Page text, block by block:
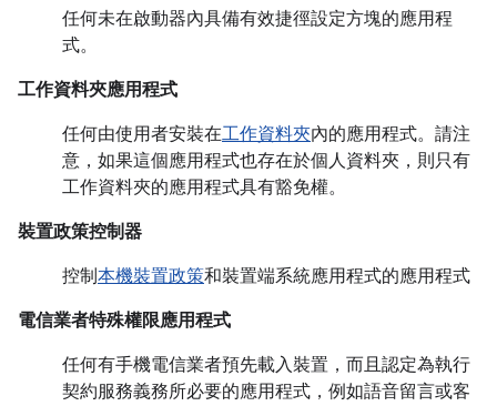
任何未在啟動器內具備有效捷徑設定方塊的應用程
式。
工作資料夾應用程式
任何由使用者安裝在工作資料夾內的應用程式。請注
意，如果這個應用程式也存在於個人資料夾，則只有
工作資料夾的應用程式具有豁免權。
裝置政策控制器
控制本機裝置政策和裝置端系統應用程式的應用程式
電信業者特殊權限應用程式
任何有手機電信業者預先載入裝置，而且認定為執行
契約服務義務所必要的應用程式，例如語音留言或客